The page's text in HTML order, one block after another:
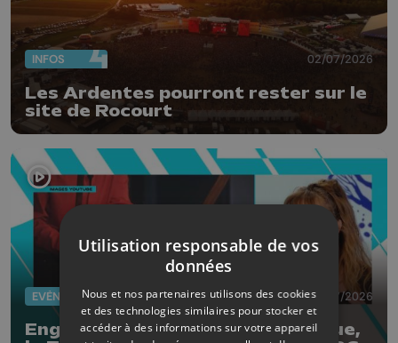
INFOS 02/07/2026
Les Ardentes pourront rester sur le
site de Rocourt
EVÈNEMENTS 01/07/2026
Engis : le festival des arts de la rue,
Utilisation responsable de vos
données
Nous et nos partenaires utilisons des cookies
et des technologies similaires pour stocker et
accéder à des informations sur votre appareil